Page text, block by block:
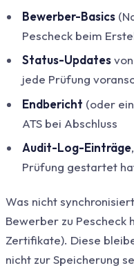
Bewerber-Basics
Pescheck beim
Status-Updates
jede Prüfung
Endbericht (oder
ATS bei Abschluss
Audit-Log-Einträge
Prüfung gestartet
Was nicht
Bewerber zu Pescheck
Zertifikate). Diese
nicht zur Speicherung